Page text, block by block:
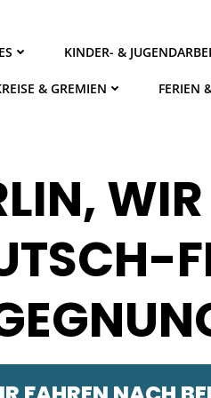
KINDER- &
& GREMIEN FERIEN